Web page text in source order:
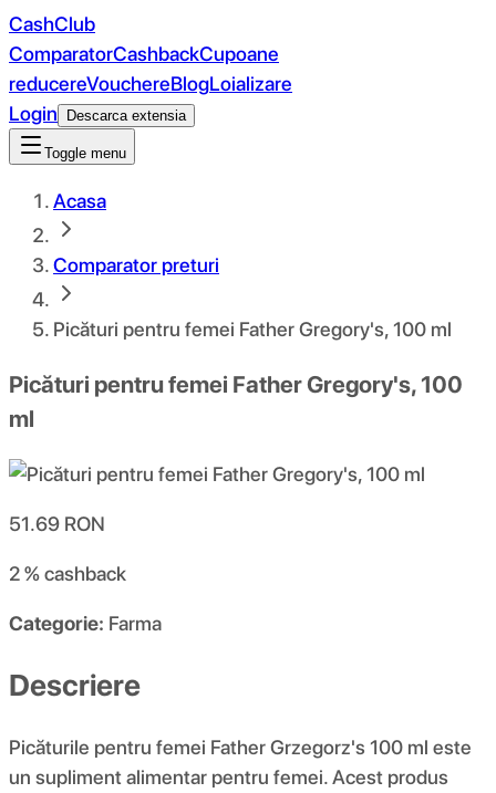
CashClub
ComparatorCashbackCupoane
reducereVouchereBlogLoializare
Login
Descarca extensia
Toggle menu
Acasa
Comparator preturi
Picături pentru femei Father Gregory's, 100 ml
Picături pentru femei Father Gregory's, 100
ml
51.69 RON
2 %cashback
Categorie: Farma
Descriere
Picăturile pentru femei Father Grzegorz's 100 ml este
un supliment alimentar pentru femei. Acest produs